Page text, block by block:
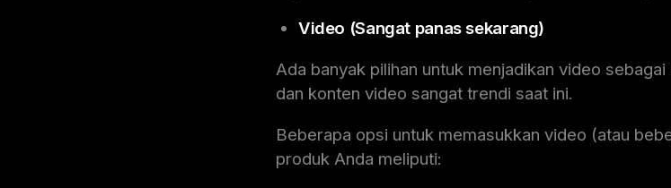
Video (Sangat panas sekarang)
Ada banyak pilihan untuk menjadikan video
dan konten video sangat trendi saat ini.
Beberapa opsi untuk memasukkan video (atau
produk Anda meliputi: